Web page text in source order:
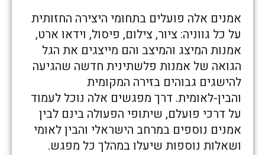
אמנים אלה פועלים בתחומי היצירה החזותית
על כל גווניה: ציור, צילום, פיסול, וידאו ארט,
אמנות המיצג והמיצב והם מייצגים את הגל
הגואה של אמנות פלשתינית חדשה שהגיעה
להישגים גבוהים בזירה המקומית
והבין-לאומית. דרך מפגשים אלה נוכל לעמוד
על דרכי פועלם, שיתופי הפעולה בינם לבין
אמנים נוספים במרחב הישראלי והבין לאומי
ושאלות נוספות שיעלו במהלך כל מפגש.